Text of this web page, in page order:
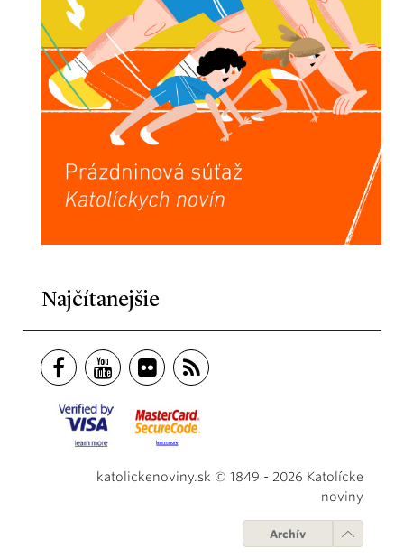
Najčítanejšie
katolickenoviny.sk © 1849 - 2026 Katolícke
noviny
Archív